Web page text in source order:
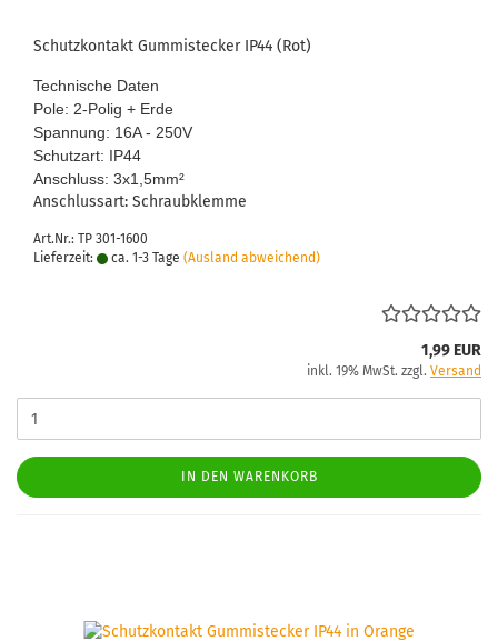
Schutz­kon­takt Gum­mi­ste­cker IP44 (Rot)
Tech­ni­sche Daten
Pole: 2-​Polig + Erde
Span­nung: 16A - 250V
Schutz­art: IP44
An­schluss: 3x1,5mm²
An­schluss­art: Schraub­klem­me
Art.Nr.: TP 301-1600
Lieferzeit:
ca. 1-3 Tage (Ausland abweichend)
1,99 EUR
inkl. 19% MwSt. zzgl. Versand
IN DEN WARENKORB